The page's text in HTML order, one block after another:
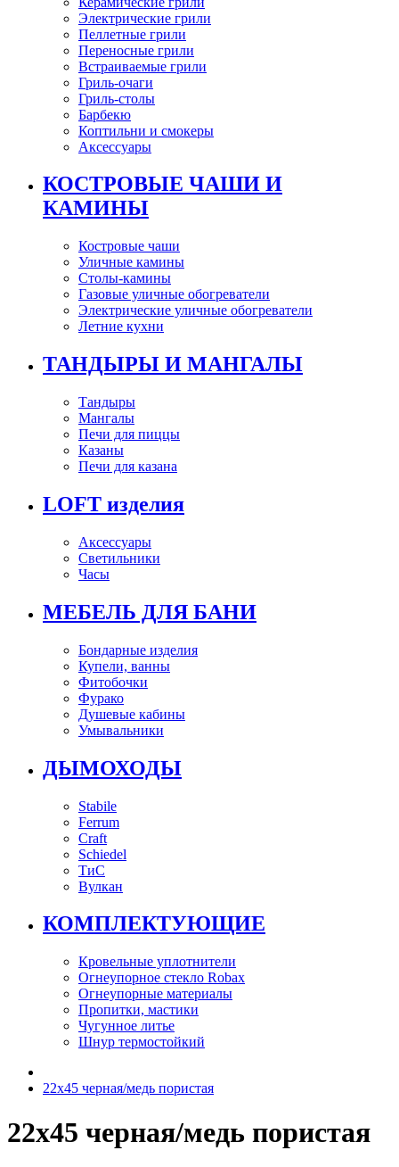
Электрические грили
Пеллетные грили
Переносные грили
Встраиваемые грили
Гриль-очаги
Гриль-столы
Барбекю
Коптильни и смокеры
Аксессуары
КОСТРОВЫЕ ЧАШИ И
КАМИНЫ
Костровые чаши
Уличные камины
Столы-камины
Газовые уличные обогреватели
Электрические уличные обогреватели
Летние кухни
ТАНДЫРЫ И МАНГАЛЫ
Тандыры
Мангалы
Печи для пиццы
Казаны
Печи для казана
LOFT изделия
Аксессуары
Светильники
Часы
МЕБЕЛЬ ДЛЯ БАНИ
Бондарные изделия
Купели, ванны
Фитобочки
Фурако
Душевые кабины
Умывальники
ДЫМОХОДЫ
Stabile
Ferrum
Craft
Schiedel
ТиС
Вулкан
КОМПЛЕКТУЮЩИЕ
Кровельные уплотнители
Огнеупорное стекло Robax
Огнеупорные материалы
Пропитки, мастики
Чугунное литье
Шнур термостойкий
22х45 черная/медь пористая
22х45 черная/медь пористая